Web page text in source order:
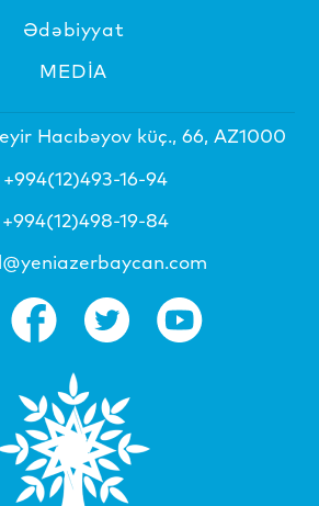
Ədəbiyyat
MEDİA
Hacıbəyov küç., 66, AZ1000
+994(12)493-16-94
+994(12)498-19-84